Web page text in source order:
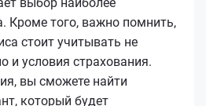
Кроме того, важно помнить,
стоит учитывать не
и условия страхования.
вы сможете найти
который будет